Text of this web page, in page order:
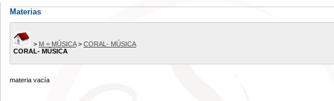
Materias
> M = MÚSICA> CORAL- MÚSICA
CORAL- MÚSICA
materia vacía